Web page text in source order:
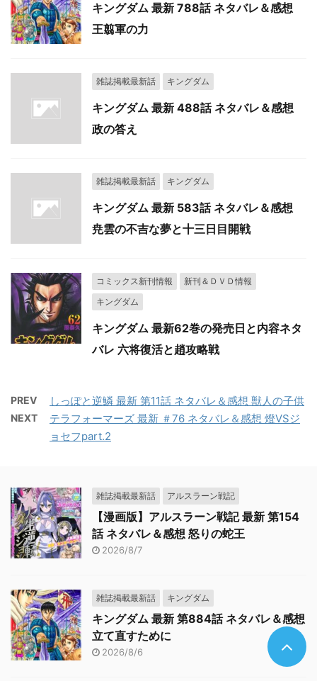
キングダム 最新 788話 ネタバレ＆感想
王翦軍の力
雑誌掲載最新話 キングダム
キングダム 最新 488話 ネタバレ＆感想
政の答え
雑誌掲載最新話 キングダム
キングダム 最新 583話 ネタバレ＆感想
尭雲の不吉な夢と十三日目開戦
コミックス新刊情報
新刊＆ＤＶＤ情報
キングダム
キングダム 最新62巻の発売日と内容ネタ
バレ 六将復活と趙攻略戦
PREV しっぽと逆鱗 最新 第11話 ネタバレ＆感想 獣人の子供
NEXT
テラフォーマーズ 最新 ＃76 ネタバレ＆感想 燈VSジ
ョセフpart.2
雑誌掲載最新話 アルスラーン戦記
【漫画版】アルスラーン戦記 最新 第154
話 ネタバレ＆感想 怒りの蛇王
2026/8/7
雑誌掲載最新話 キングダム
キングダム 最新 第884話 ネタバレ＆感想
立て直すために
2026/8/6